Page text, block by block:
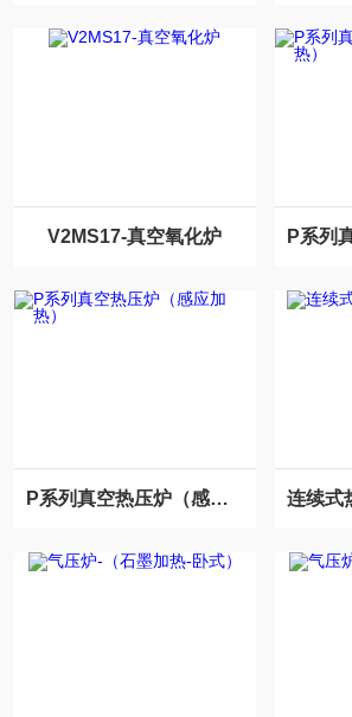
V2MS17-真空氧化炉
P系列真空热压炉（感应加热）